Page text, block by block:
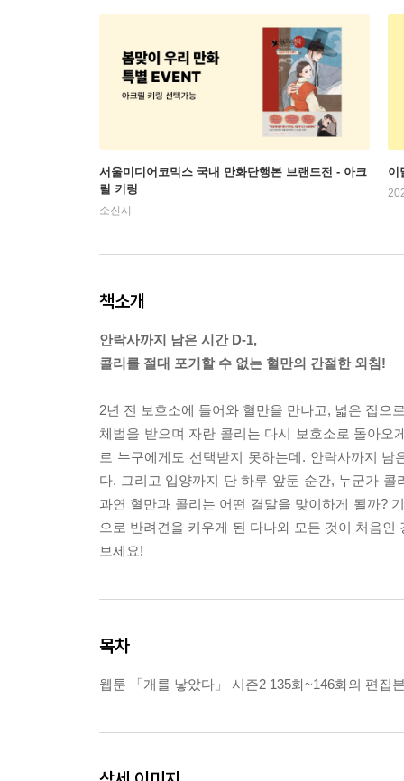
서울미디어코믹스 국내 만화단행본 브랜드전 - 아크
릴 키링
소진시
이
책소개
안락사까지 남은 시간 D-1,
콜리를 절대 포기할 수 없는 혈만의 간절한 외침!
2년 전 보호소에 들어와 혈만을 만나고, 넓은 집으
체벌을 받으며 자란 콜리는 다시 보호소로 돌아
로 누구에게도 선택받지 못하는데. 안락사까지
다. 그리고 입양까지 단 하루 앞둔 순간, 누군가
과연 혈만과 콜리는 어떤 결말을 맞이하게 될까?
으로 반려견을 키우게 된 다나와 모든 것이 처음
보세요!
목차
웹툰 「개를 낳았다」 시즌2 135화~146화의 편집